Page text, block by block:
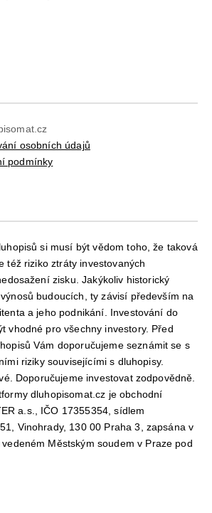
osobních údajů
podmínky
si musí být vědom toho, že taková
též riziko ztráty investovaných
zisku. Jakýkoliv historický
budoucích, ty závisí především na
a jeho podnikání. Investování do
vhodné pro všechny investory. Před
Vám doporučujeme seznámit se s
riziky souvisejícími s dluhopisy.
Doporučujeme investovat zodpovědně.
dluhopisomat.cz je obchodní
a.s., IČO 17355354, sídlem
Vinohrady, 130 00 Praha 3, zapsána v
Městským soudem v Praze pod